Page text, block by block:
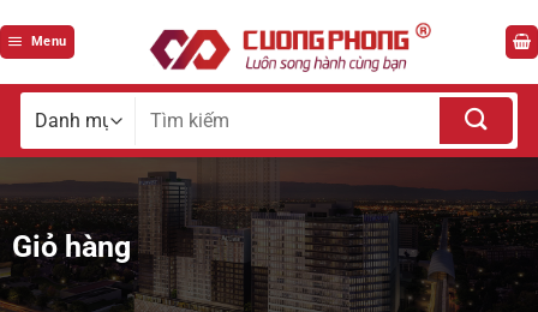
qua
Menu
Tìm
Giỏ hàng